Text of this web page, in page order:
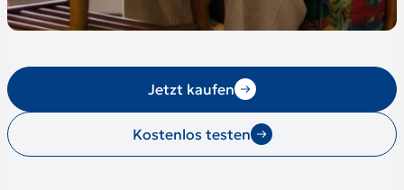
Jetzt kaufen
Kostenlos testen